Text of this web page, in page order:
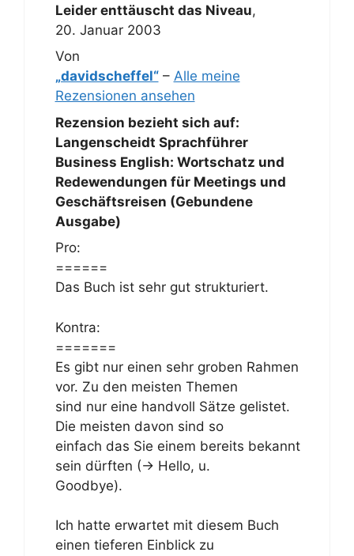
Leider enttäuscht das Niveau,
20. Januar 2003
Von
„davidscheffel“– Alle meine
Rezensionen ansehen
Rezension bezieht sich auf:
Langenscheidt Sprachführer
Business English: Wortschatz und
Redewendungen für Meetings und
Geschäftsreisen (Gebundene
Ausgabe)
Pro:
======
Das Buch ist sehr gut strukturiert.
Kontra:
=======
Es gibt nur einen sehr groben Rahmen
vor. Zu den meisten Themen
sind nur eine handvoll Sätze gelistet.
Die meisten davon sind so
einfach das Sie einem bereits bekannt
sein dürften (-> Hello, u.
Goodbye).
Ich hatte erwartet mit diesem Buch
einen tieferen Einblick zu